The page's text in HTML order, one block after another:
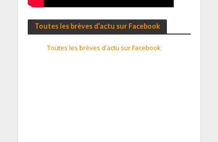
Toutes les brèves d’actu sur Facebook
Toutes les brèves d’actu sur Facebook